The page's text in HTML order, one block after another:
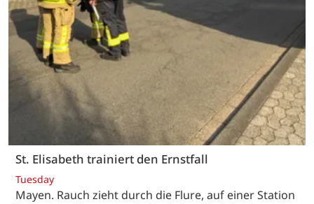
St. Elisabeth trainiert den Ernstfall
Tuesday
Mayen. Rauch zieht durch die Flure, auf einer Station